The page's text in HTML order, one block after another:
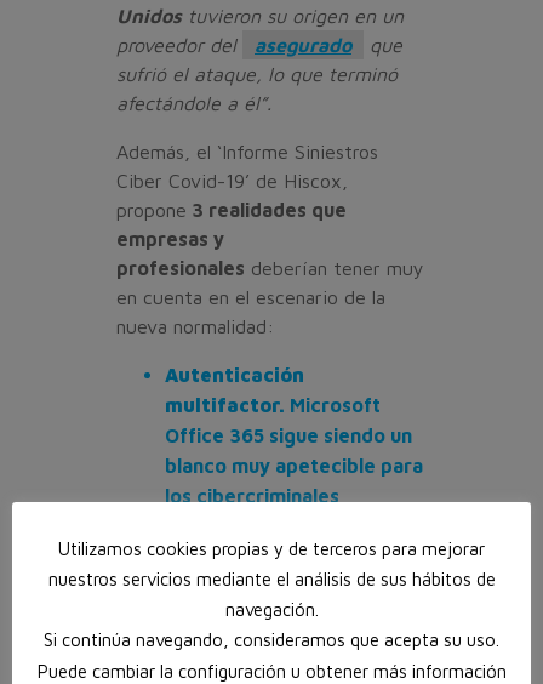
Unidostuvieron su origen en un
proveedor del
asegurado
que
sufrió el ataque, lo que terminó
afectándole a él”.
Además, el ‘Informe Siniestros
Ciber Covid-19’ de Hiscox,
propone 3 realidades que
empresas y
profesionales deberían tener muy
en cuenta en el escenario de la
nueva normalidad:
Autenticación
multifactor. Microsoft
Office 365 sigue siendo un
blanco muy apetecible para
los cibercriminales,
incidentes en correo
electrónico corporativos
(BEC) y fraudes por desvío
de pagos (PDF) que
tuvieron lugar durante el
Utilizamos cookies propias y de terceros para mejorar
nuestros servicios mediante el análisis de sus hábitos de
navegación.
Si continúa navegando, consideramos que acepta su uso.
Puede cambiar la configuración u obtener más información